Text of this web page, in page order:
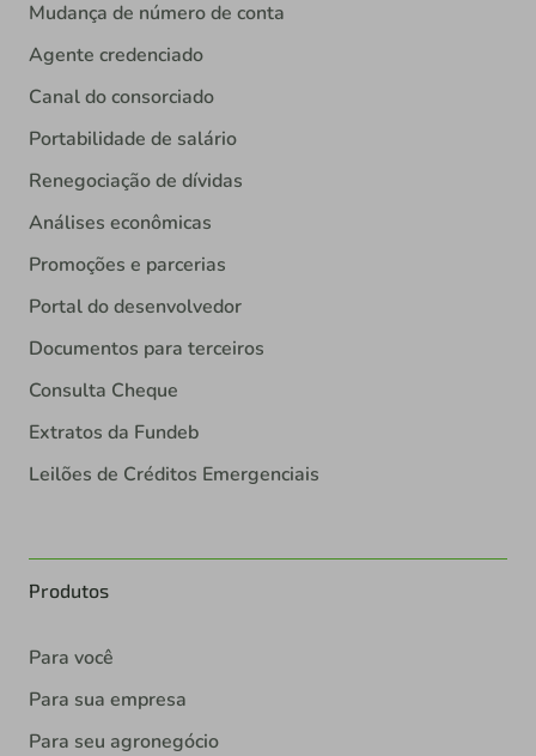
Mudança de número de conta
Agente credenciado
Canal do consorciado
Portabilidade de salário
Renegociação de dívidas
Análises econômicas
Promoções e parcerias
Portal do desenvolvedor
Documentos para terceiros
Consulta Cheque
Extratos da Fundeb
Leilões de Créditos Emergenciais
Produtos
Para você
Para sua empresa
Para seu agronegócio